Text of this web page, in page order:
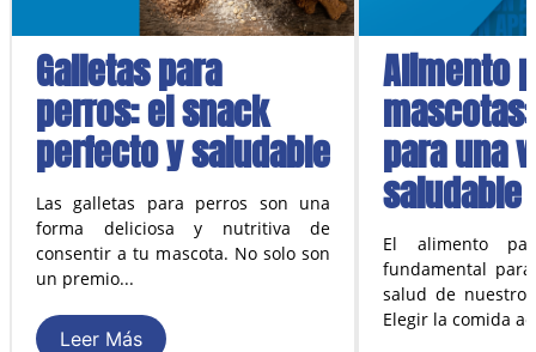
Galletas para
perros: el snack
perfecto y saludable
Las galletas para perros son una
forma deliciosa y nutritiva de
consentir a tu mascota. No solo son
un premio...
Leer Más
Alimento
para una
saludable
El alimento
fundamental
salud de
Elegir la comida